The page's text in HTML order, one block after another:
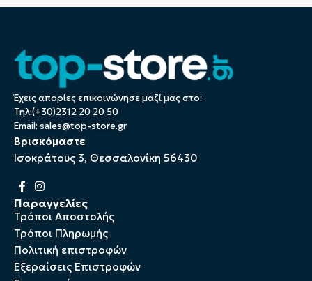
Έχεις απορίες επικοινώνησε μαζί μας στο:
Τηλ:(+30)2312 20 20 50
Email: sales@top-store.gr
Βρισκόμαστε
Ισοκράτους 3, Θεσσαλονίκη 56430
Παραγγελίες
Τρόποι Αποστολής
Τρόποι Πληρωμής
Πολιτική επιστροφών
Εξεραίσεις Επιστροφών